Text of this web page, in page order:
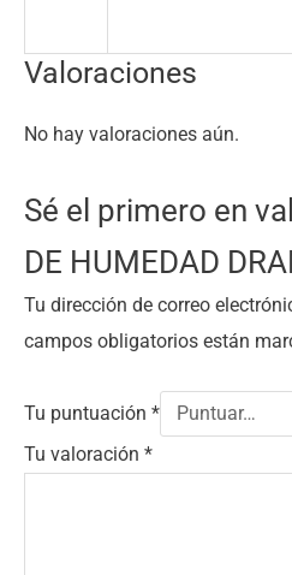
Valoraciones
No hay valoraciones aún.
Sé el primero en
DE HUMEDAD
Tu dirección de correo
campos obligatorios están
Tu puntuación *
Tu valoración *